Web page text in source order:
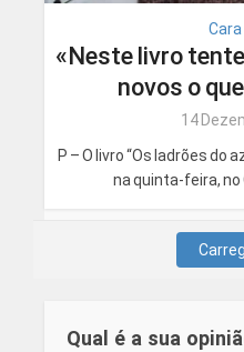
Cara
«Neste livro
novos o
14
P – O livro “Os ladrões
na quinta-feira, no
Qual é a sua